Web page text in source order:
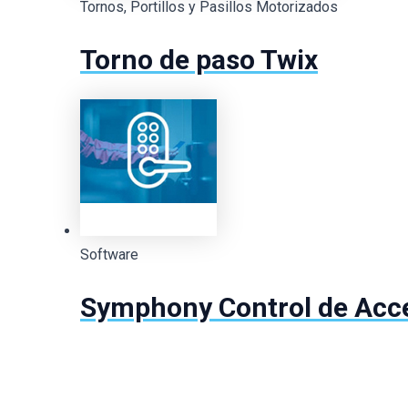
Tornos, Portillos y Pasillos Motorizados
Torno de paso Twix
Software
Symphony Control de